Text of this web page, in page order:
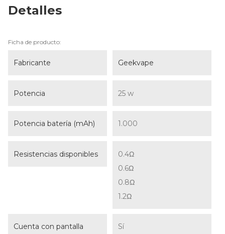
Detalles
Ficha de producto:
Fabricante Geekvape
Potencia 25 w
Potencia batería (mAh) 1.000
Resistencias disponibles
0.4Ω
0.6Ω
0.8Ω
1.2Ω
Cuenta con pantalla Sí